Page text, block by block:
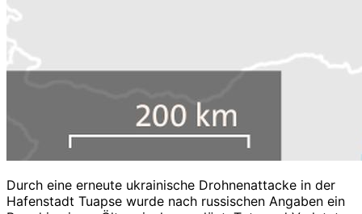
Durch eine erneute ukrainische Drohnenattacke in der
Hafenstadt Tuapse wurde nach russischen Angaben ein